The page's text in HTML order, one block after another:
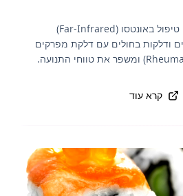
מחקרים קליניים הראו כי טיפול באונטסו (Far-Infrared)
ודלקות בחולים עם דלקת מפרקים
קרא עוד